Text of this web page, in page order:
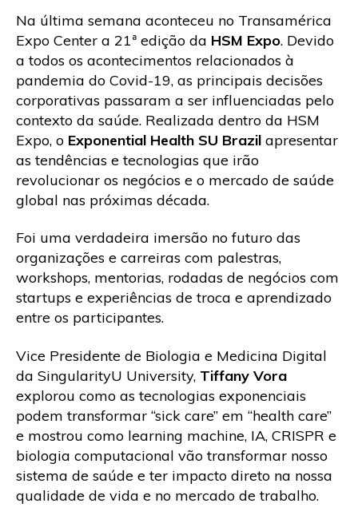
Na última semana aconteceu no Transamérica
Expo Center a 21ª edição da HSM Expo. Devido
a todos os acontecimentos relacionados à
pandemia do Covid-19, as principais decisões
corporativas passaram a ser influenciadas pelo
contexto da saúde. Realizada dentro da HSM
Expo, o Exponential Health SU Brazil apresentar
as tendências e tecnologias que irão
revolucionar os negócios e o mercado de saúde
global nas próximas década.
Foi uma verdadeira imersão no futuro das
organizações e carreiras com palestras,
workshops, mentorias, rodadas de negócios com
startups e experiências de troca e aprendizado
entre os participantes.
Vice Presidente de Biologia e Medicina Digital
da SingularityU University, Tiffany Vora
explorou como as tecnologias exponenciais
podem transformar “sick care” em “health care”
e mostrou como learning machine, IA, CRISPR e
biologia computacional vão transformar nosso
sistema de saúde e ter impacto direto na nossa
qualidade de vida e no mercado de trabalho.